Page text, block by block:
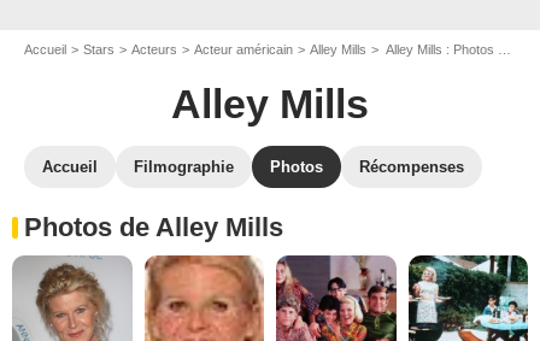
Accueil Stars Acteurs Acteur américain Alley Mills Alley Mills : Photos de ses films et séries
Alley Mills
Accueil Filmographie Photos Récompenses
Photos de Alley Mills